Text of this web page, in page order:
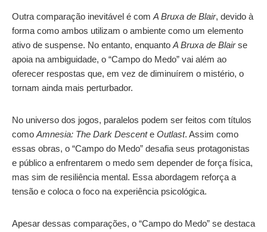
Outra comparação inevitável é com A Bruxa de Blair, devido à
forma como ambos utilizam o ambiente como um elemento
ativo de suspense. No entanto, enquanto A Bruxa de Blairse
apoia na ambiguidade, o “Campo do Medo” vai além ao
oferecer respostas que, em vez de diminuírem o mistério, o
tornam ainda mais perturbador.
No universo dos jogos, paralelos podem ser feitos com títulos
como Amnesia: The Dark Descente Outlast. Assim como
essas obras, o “Campo do Medo” desafia seus protagonistas
e público a enfrentarem o medo sem depender de força física,
mas sim de resiliência mental. Essa abordagem reforça a
tensão e coloca o foco na experiência psicológica.
Apesar dessas comparações, o “Campo do Medo” se destaca